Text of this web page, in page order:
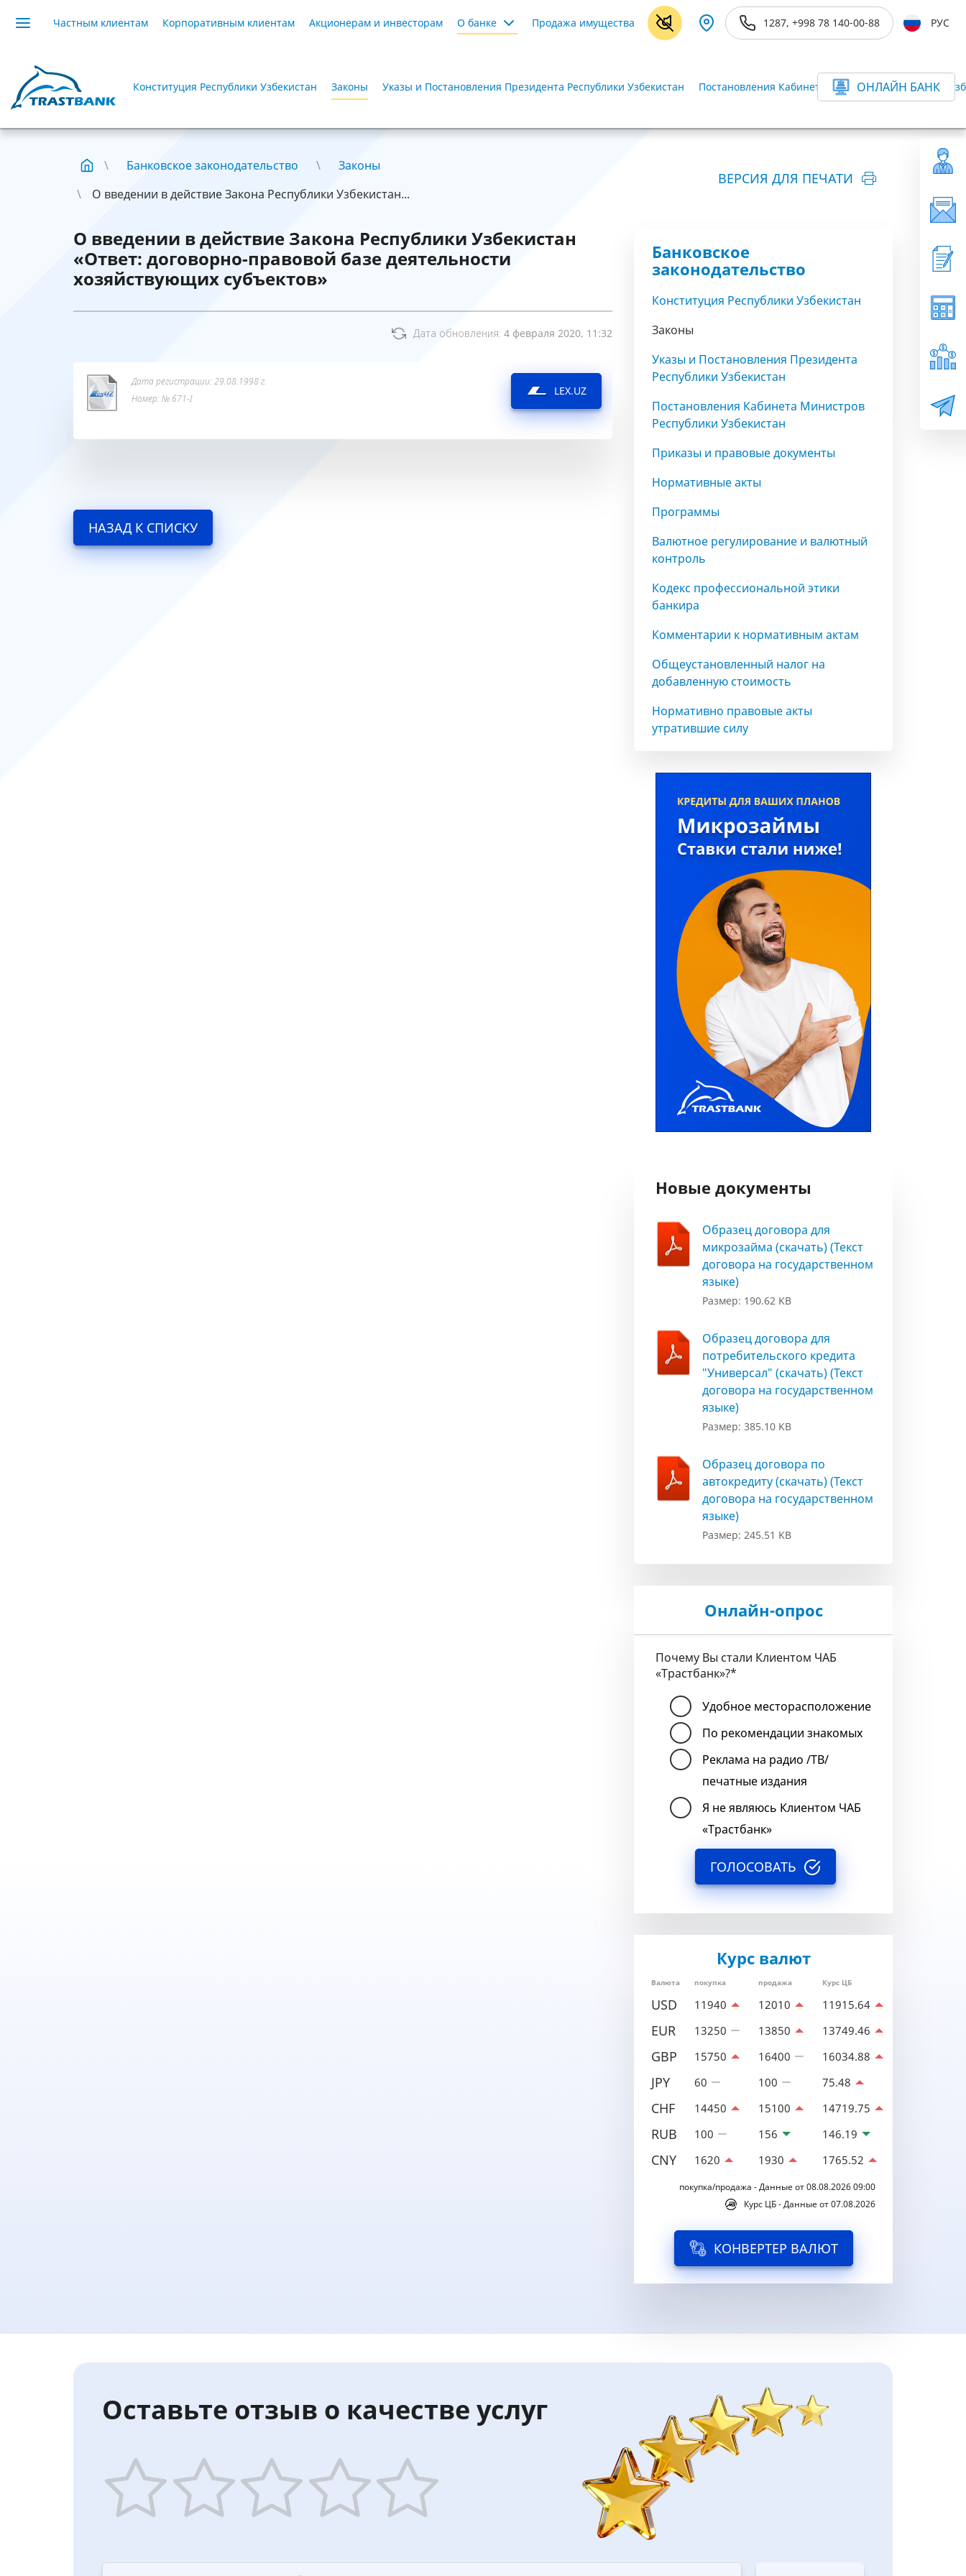
Частным клиентам Корпоративным клиентам Акционерам и инвесторам О банке Продажа имущества 1287, +998 78 140-00-88 РУС
Конституция Республики Узбекистан Законы Указы и Постановления Президента Республики Узбекистан Постановления Кабинета Министров Республики
ОНЛАЙН БАНК
Банковское законодательство
Законы
О введении в действие Закона Республики Узбекистан...
ВЕРСИЯ ДЛЯ ПЕЧАТИ
О введении в действие Закона Республики Узбекистан
«Ответ: договорно-правовой базе деятельности
хозяйствующих субъектов»
Дата обновления: 4 февраля 2020, 11:32
Дата регистрации: 29.08.1998 г.
Номер: № 671-I
LEX.UZ
НАЗАД К СПИСКУ
Банковское
законодательство
Конституция Республики Узбекистан
Законы
Указы и Постановления Президента
Республики Узбекистан
Постановления Кабинета Министров
Республики Узбекистан
Приказы и правовые документы
Нормативные акты
Программы
Валютное регулирование и валютный
контроль
Кодекс профессиональной этики
банкира
Комментарии к нормативным актам
Общеустановленный налог на
добавленную стоимость
Нормативно правовые акты
утратившие силу
Новые документы
Образец договора для
микрозайма (скачать) (Текст
договора на государственном
языке)
Размер: 190.62 KB
Образец договора для
потребительского кредита
"Универсал" (скачать) (Текст
договора на государственном
языке)
Размер: 385.10 KB
Образец договора по
автокредиту (скачать) (Текст
договора на государственном
языке)
Размер: 245.51 KB
Онлайн-опрос
Почему Вы стали Клиентом ЧАБ
«Трастбанк»?*
Удобное месторасположение
По рекомендации знакомых
Реклама на радио /ТВ/
печатные издания
Я не являюсь Клиентом ЧАБ
«Трастбанк»
ГОЛОСОВАТЬ
Курс валют
Валюта покупка продажа Курс ЦБ
USD 11940 12010 11915.64
EUR 13250 13850 13749.46
GBP 15750 16400 16034.88
JPY 60 100 75.48
CHF 14450 15100 14719.75
RUB 100 156 146.19
CNY 1620 1930 1765.52
покупка/продажа - Данные от 08.08.2026 09:00
Курс ЦБ - Данные от 07.08.2026
КОНВЕРТЕР ВАЛЮТ
Оставьте отзыв о качестве услуг